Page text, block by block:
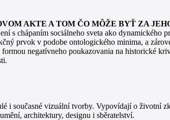
AKTE A TOM ČO MÔŽE BYŤ ZA
s chápaním sociálneho sveta ako dynamického
prvok v podobe ontologického minima, a
negatívneho poukazovania na historické
i současné vizuální tvorby. Vypovídají o životní
architektury, designu i sběratelství.